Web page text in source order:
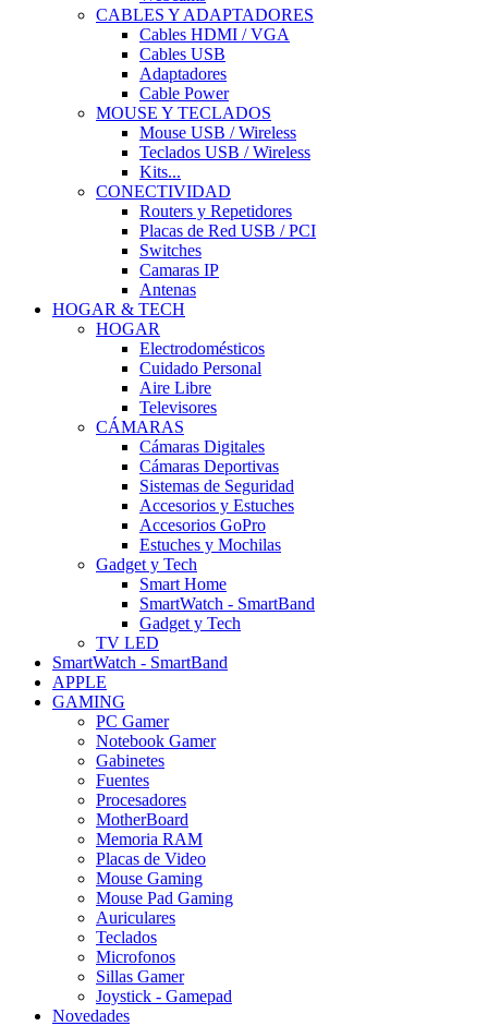
CABLES Y ADAPTADORES
Cables HDMI / VGA
Cables USB
Adaptadores
Cable Power
MOUSE Y TECLADOS
Mouse USB / Wireless
Teclados USB / Wireless
Kits...
CONECTIVIDAD
Routers y Repetidores
Placas de Red USB / PCI
Switches
Camaras IP
Antenas
HOGAR & TECH
HOGAR
Electrodomésticos
Cuidado Personal
Aire Libre
Televisores
CÁMARAS
Cámaras Digitales
Cámaras Deportivas
Sistemas de Seguridad
Accesorios y Estuches
Accesorios GoPro
Estuches y Mochilas
Gadget y Tech
Smart Home
SmartWatch - SmartBand
Gadget y Tech
TV LED
SmartWatch - SmartBand
APPLE
GAMING
PC Gamer
Notebook Gamer
Gabinetes
Fuentes
Procesadores
MotherBoard
Memoria RAM
Placas de Video
Mouse Gaming
Mouse Pad Gaming
Auriculares
Teclados
Microfonos
Sillas Gamer
Joystick - Gamepad
Novedades